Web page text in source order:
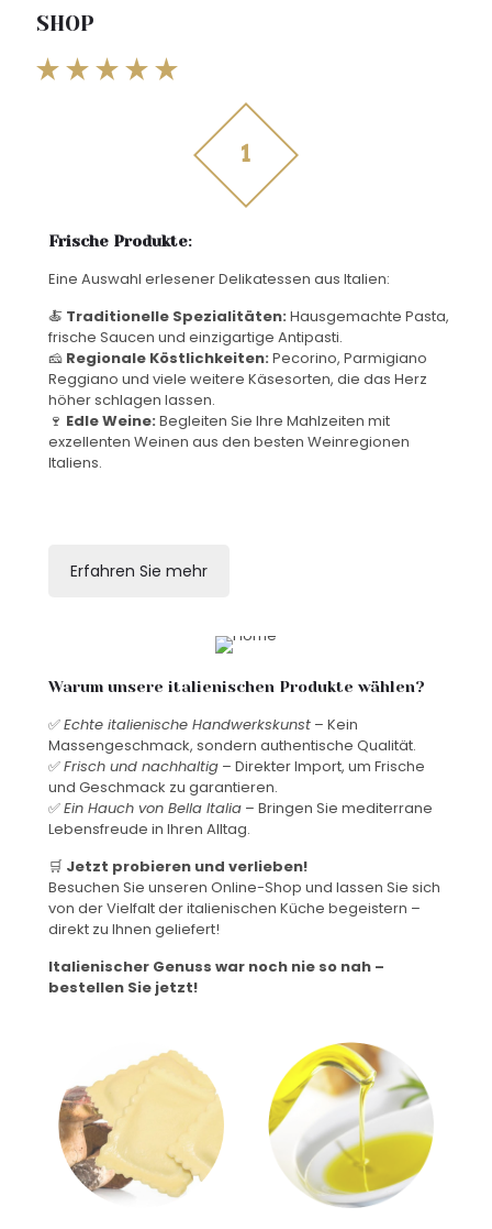
SHOP
Frische Produkte:
Eine Auswahl erlesener Delikatessen aus Italien:
🍝 Traditionelle Spezialitäten: Hausgemachte Pasta,
frische Saucen und einzigartige Antipasti.
🧀 Regionale Köstlichkeiten: Pecorino, Parmigiano
Reggiano und viele weitere Käsesorten, die das Herz
höher schlagen lassen.
🍷 Edle Weine: Begleiten Sie Ihre Mahlzeiten mit
exzellenten Weinen aus den besten Weinregionen
Italiens.
Erfahren Sie mehr
Warum unsere italienischen Produkte wählen?
✅Echte italienische Handwerkskunst – Kein
Massengeschmack, sondern authentische Qualität.
✅Frisch und nachhaltig – Direkter Import, um Frische
und Geschmack zu garantieren.
✅Ein Hauch von Bella Italia – Bringen Sie mediterrane
Lebensfreude in Ihren Alltag.
🛒 Jetzt probieren und verlieben!
Besuchen Sie unseren Online-Shop und lassen Sie sich
von der Vielfalt der italienischen Küche begeistern –
direkt zu Ihnen geliefert!
Italienischer Genuss war noch nie so nah –
bestellen Sie jetzt!